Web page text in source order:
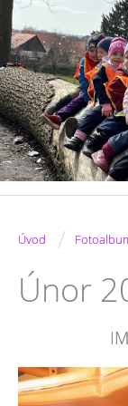
Úvod /
Únor